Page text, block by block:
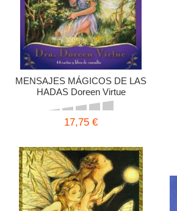
MENSAJES MÁGICOS DE LAS
HADAS Doreen Virtue
17,75 €